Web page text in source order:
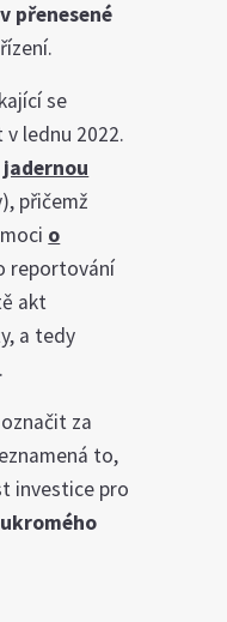
přenesené
se
lednu 2022.
jadernou
přičemž
o
reportování
akt
a tedy
za
to,
investice pro